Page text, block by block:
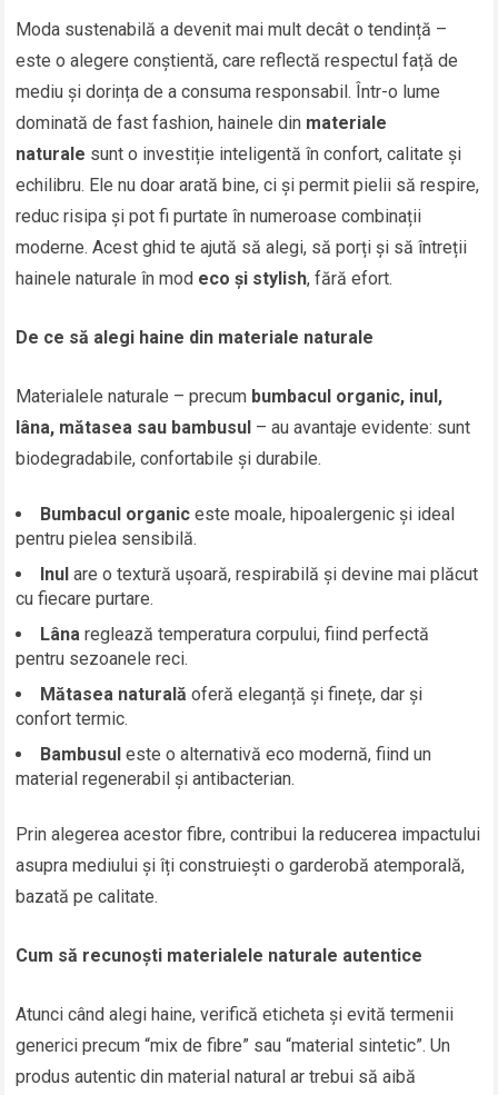
Moda sustenabilă a devenit mai mult decât o tendință –
este o alegere conștientă, care reflectă respectul față de
mediu și dorința de a consuma responsabil. Într-o lume
dominată de fast fashion, hainele din materiale
naturale sunt o investiție inteligentă în confort, calitate și
echilibru. Ele nu doar arată bine, ci și permit pielii să respire,
reduc risipa și pot fi purtate în numeroase combinații
moderne. Acest ghid te ajută să alegi, să porți și să întreții
hainele naturale în mod eco și stylish, fără efort.
De ce să alegi haine din materiale naturale
Materialele naturale – precum bumbacul organic, inul,
lâna, mătasea sau bambusul – au avantaje evidente: sunt
biodegradabile, confortabile și durabile.
Bumbacul organic este moale, hipoalergenic și ideal
pentru pielea sensibilă.
Inul are o textură ușoară, respirabilă și devine mai plăcut
cu fiecare purtare.
Lâna reglează temperatura corpului, fiind perfectă
pentru sezoanele reci.
Mătasea naturală oferă eleganță și finețe, dar și
confort termic.
Bambusul este o alternativă eco modernă, fiind un
material regenerabil și antibacterian.
Prin alegerea acestor fibre, contribui la reducerea impactului
asupra mediului și îți construiești o garderobă atemporală,
bazată pe calitate.
Cum să recunoști materialele naturale autentice
Atunci când alegi haine, verifică eticheta și evită termenii
generici precum “mix de fibre” sau “material sintetic”. Un
produs autentic din material natural ar trebui să aibă